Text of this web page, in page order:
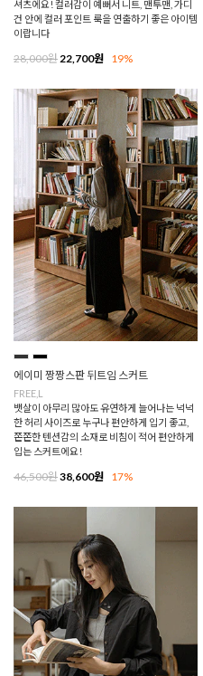
셔츠에요! 컬러감이 예뻐서 니트, 맨투맨, 가디
건 안에 컬러 포인트 룩을 연출하기 좋은 아이템
이랍니다
28,000원22,700원 19%
에이미 짱짱스판 뒤트임 스커트
FREE,L
뱃살이 아무리 많아도 유연하게 늘어나는 넉넉
한 허리 사이즈로 누구나 편안하게 입기 좋고,
쫀쫀한 텐션감의 소재로 비침이 적어 편안하게
입는 스커트에요!
46,500원38,600원 17%